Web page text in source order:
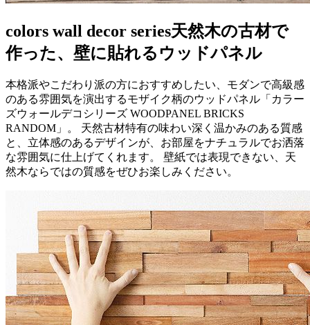
colors wall decor series天然木の古材で
作った、壁に貼れるウッドパネル
本格派やこだわり派の方におすすめしたい、モダンで高級感
のある雰囲気を演出するモザイク柄のウッドパネル「カラー
ズウォールデコシリーズ WOODPANEL BRICKS
RANDOM」。 天然古材特有の味わい深く温かみのある質感
と、立体感のあるデザインが、お部屋をナチュラルでお洒落
な雰囲気に仕上げてくれます。 壁紙では表現できない、天
然木ならではの質感をぜひお楽しみください。